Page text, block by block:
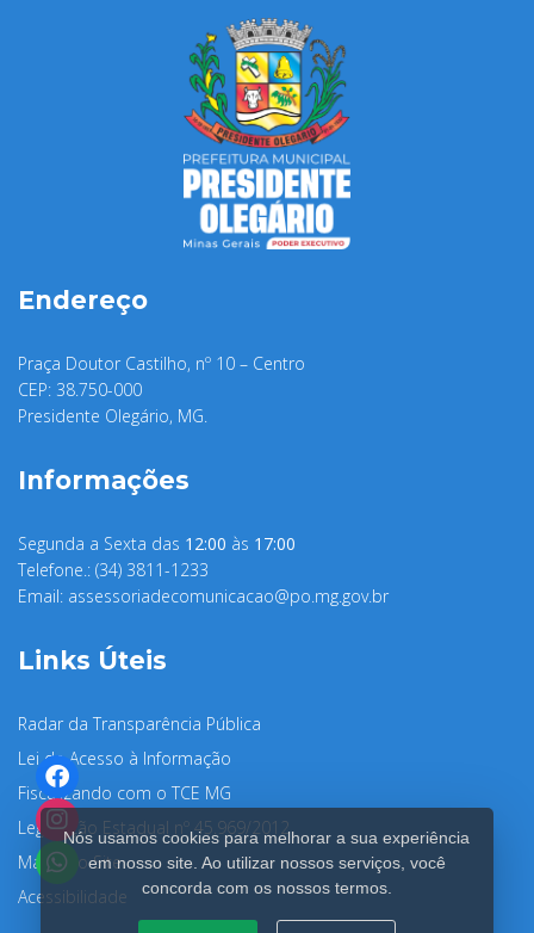
Endereço
Praça Doutor Castilho, nº 10 – Centro
CEP: 38.750-000
Presidente Olegário, MG.
Informações
Segunda a Sexta das 12:00 às 17:00
Telefone.: (34) 3811-1233
Email: assessoriadecomunicacao@po.mg.gov.br
Links Úteis
Radar da Transparência Pública
Lei de Acesso à Informação
Fiscalizando com o TCE MG
Legislação Estadual nº 45.969/2012
Mapa do Site
Acessibilidade
Nós usamos cookies para melhorar a sua experiência
em nosso site. Ao utilizar nossos serviços, você
concorda com os nossos termos.